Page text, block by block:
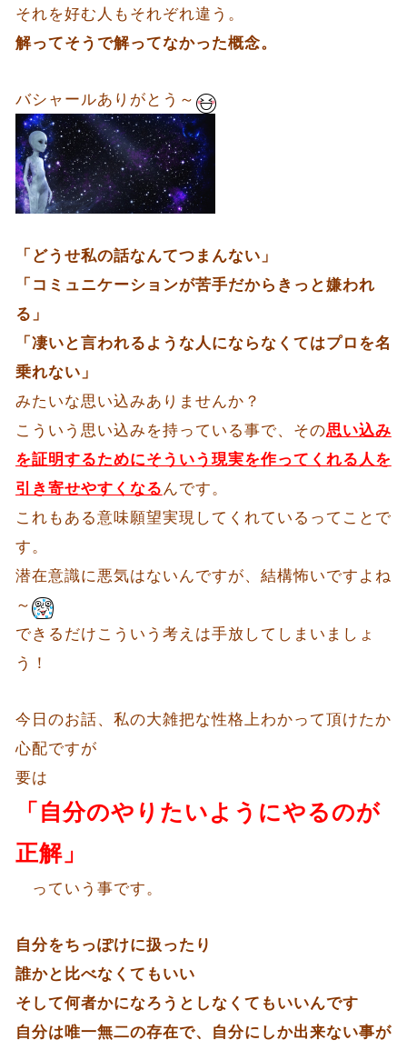
それを好む人もそれぞれ違う。
解ってそうで解ってなかった概念。
バシャールありがとう～
「どうせ私の話なんてつまんない」
「コミュニケーションが苦手だからきっと嫌われ
る」
「凄いと言われるような人にならなくてはプロを名
乗れない」
みたいな思い込みありませんか？
こういう思い込みを持っている事で、その思い込み
を証明するためにそういう現実を作ってくれる人を
引き寄せやすくなるんです。
これもある意味願望実現してくれているってことで
す。
潜在意識に悪気はないんですが、結構怖いですよね
～
できるだけこういう考えは手放してしまいましょ
う！
今日のお話、私の大雑把な性格上わかって頂けたか
心配ですが
要は
「自分のやりたいようにやるのが
正解」
っていう事です。
自分をちっぽけに扱ったり
誰かと比べなくてもいい
そして何者かになろうとしなくてもいいんです
自分は唯一無二の存在で、自分にしか出来ない事が